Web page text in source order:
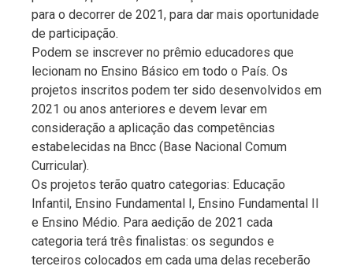
para o decorrer de 2021, para dar mais oportunidade
de participação.
Podem se inscrever no prêmio educadores que
lecionam no Ensino Básico em todo o País. Os
projetos inscritos podem ter sido desenvolvidos em
2021 ou anos anteriores e devem levar em
consideração a aplicação das competências
estabelecidas na Bncc (Base Nacional Comum
Curricular).
Os projetos terão quatro categorias: Educação
Infantil, Ensino Fundamental I, Ensino Fundamental II
e Ensino Médio. Para aedição de 2021 cada
categoria terá três finalistas: os segundos e
terceiros colocados em cada uma delas receberão